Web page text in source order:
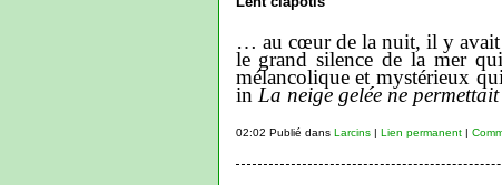
… au cœur de la nuit, il y avait
le grand silence de la mer
mélancolique et mystérieux
in La neige gelée ne
02:02 Publié dans Larcins| Lien permanent|